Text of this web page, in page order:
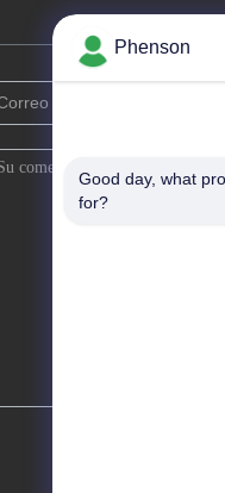
Phenson
Good day, what
for?